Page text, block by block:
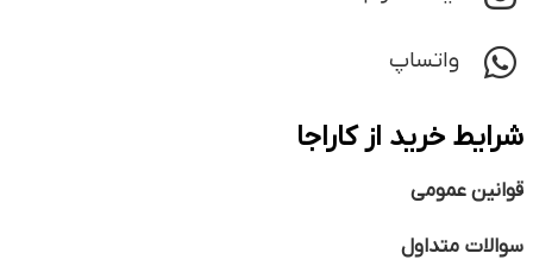
واتساپ
شرایط خرید از کاراجا
قوانین عمومی
سوالات متداول